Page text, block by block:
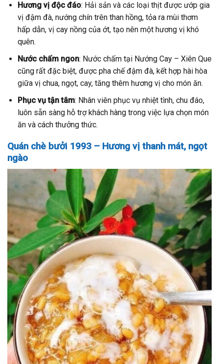
Hương vị độc đáo: Hải sản và các loại thịt được ướp gia
vị đậm đà, nướng chín trên than hồng, tỏa ra mùi thơm
hấp dẫn, vị cay nồng của ớt, tạo nên một hương vị khó
quên.
Nước chấm ngon: Nước chấm tại Nướng Cay – Xiên Que
cũng rất đặc biệt, được pha chế đậm đà, kết hợp hài hòa
giữa vị chua, ngọt, cay, tăng thêm hương vị cho món ăn.
Phục vụ tận tâm: Nhân viên phục vụ nhiệt tình, chu đáo,
luôn sẵn sàng hỗ trợ khách hàng trong việc lựa chọn món
ăn và cách thưởng thức.
Quán chè bưởi 1993 – Hương vị thanh mát, ngọt
ngào